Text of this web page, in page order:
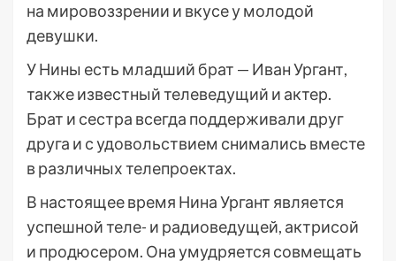
на мировоззрении и вкусе у молодой
девушки.
У Нины есть младший брат — Иван Ургант,
также известный телеведущий и актер.
Брат и сестра всегда поддерживали друг
друга и с удовольствием снимались вместе
в различных телепроектах.
В настоящее время Нина Ургант является
успешной теле- и радиоведущей, актрисой
и продюсером. Она умудряется совмещать